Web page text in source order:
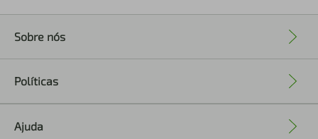
Sobre nós
Políticas
Ajuda